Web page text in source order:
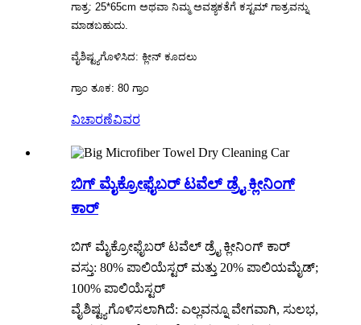
ಗಾತ್ರ: 25*65cm ಅಥವಾ ನಿಮ್ಮ ಅವಶ್ಯಕತೆಗೆ ಕಸ್ಟಮ್ ಗಾತ್ರವನ್ನು
ಮಾಡಬಹುದು.
ವೈಶಿಷ್ಟ್ಯಗೊಳಿಸಿದ: ಕ್ಲೀನ್ ಕೂದಲು
ಗ್ರಾಂ ತೂಕ: 80 ಗ್ರಾಂ
ವಿಚಾರಣೆವಿವರ
ಬಿಗ್ ಮೈಕ್ರೋಫೈಬರ್ ಟವೆಲ್ ಡ್ರೈ ಕ್ಲೀನಿಂಗ್
ಕಾರ್
ಬಿಗ್ ಮೈಕ್ರೋಫೈಬರ್ ಟವೆಲ್ ಡ್ರೈ ಕ್ಲೀನಿಂಗ್ ಕಾರ್
ವಸ್ತು: 80% ಪಾಲಿಯೆಸ್ಟರ್ ಮತ್ತು 20% ಪಾಲಿಯಮೈಡ್;
100% ಪಾಲಿಯೆಸ್ಟರ್
ವೈಶಿಷ್ಟ್ಯಗೊಳಿಸಲಾಗಿದೆ: ಎಲ್ಲವನ್ನೂ ವೇಗವಾಗಿ, ಸುಲಭ,